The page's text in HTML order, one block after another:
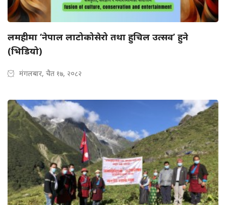
लमहीमा ‘नेपाल लाटोकोसेरो तथा हुचिल उत्सव’ हुने
(भिडियो)
मंगलबार, चैत १७, २०८२